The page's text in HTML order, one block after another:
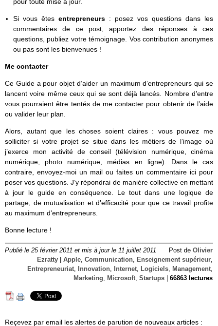
Si vous êtes entrepreneurs : posez vos questions dans les
commentaires de ce post, apportez des réponses à ces
questions, publiez votre témoignage. Vos contribution anonymes
ou pas sont les bienvenues !
Me contacter
Ce Guide a pour objet d’aider un maximum d’entrepreneurs qui se
lancent voire même ceux qui se sont déjà lancés. Nombre d’entre
vous pourraient être tentés de me contacter pour obtenir de l’aide
ou valider leur plan.
Alors, autant que les choses soient claires : vous pouvez me
solliciter si votre projet se situe dans les métiers de l’image où
j’exerce mon activité de conseil (télévision numérique, cinéma
numérique, photo numérique, médias en ligne). Dans le cas
contraire, envoyez-moi un mail ou faites un commentaire ici pour
poser vos questions. J’y répondrai de manière collective en mettant
à jour le guide en conséquence. Le tout dans une logique de
partage, de mutualisation et d’efficacité pour que ce travail profite
au maximum d’entrepreneurs.
Bonne lecture !
Publié le 25 février 2011 et mis à jour le 11 juillet 2011 Post de Olivier
Ezratty
Apple, Communication, Enseignement supérieur,
Entrepreneuriat, Innovation, Internet, Logiciels, Management,
Marketing, Microsoft, Startups 66863 lectures
Reçevez par email les alertes de parution de nouveaux articles :